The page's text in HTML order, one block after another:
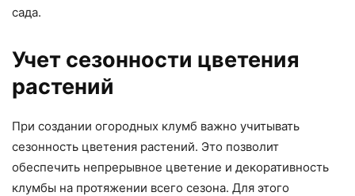
сада.
Учет сезонности цветения
растений
При создании огородных клумб важно учитывать
сезонность цветения растений. Это позволит
обеспечить непрерывное цветение и декоративность
клумбы на протяжении всего сезона. Для этого